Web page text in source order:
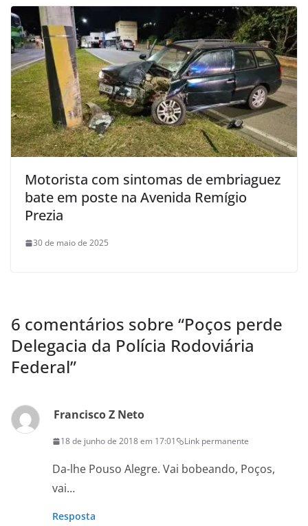
Motorista com sintomas de embriaguez
bate em poste na Avenida Remígio
Prezia
30 de maio de 2025
6 comentários sobre “Poços perde
Delegacia da Polícia Rodoviária
Federal”
Francisco Z Neto
18 de junho de 2018 em 17:01 Link permanente
Da-lhe Pouso Alegre. Vai bobeando, Poços,
vai…
Resposta